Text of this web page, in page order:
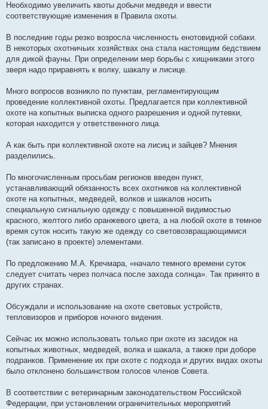
Необходимо увеличить квоты добычи медведя и ввести
соответствующие изменения в Правила охоты.
В последние годы резко возросла численность енотовидной собаки.
В некоторых охотничьих хозяйствах она стала настоящим бедствием
для дикой фауны. При определении мер борьбы с хищниками этого
зверя надо приравнять к волку, шакалу и лисице.
Много вопросов возникло по пунктам, регламентирующим
проведение коллективной охоты. Предлагается при коллективной
охоте на копытных выписка одного разрешения и одной путевки,
которая находится у ответственного лица.
А как быть при коллективной охоте на лисиц и зайцев? Мнения
разделились.
По многочисленным просьбам регионов введен пункт,
устанавливающий обязанность всех охотников на коллективной
охоте на копытных, медведей, волков и шакалов носить
специальную сигнальную одежду с повышенной видимостью
красного, желтого либо оранжевого цвета, а на любой охоте в темное
время суток носить такую же одежду со световозвращающимися
(так записано в проекте) элементами.
По предложению М.А. Кречмара, «начало темного времени суток
следует считать через полчаса после захода солнца». Так принято в
других странах.
Обсуждали и использование на охоте световых устройств,
тепловизоров и приборов ночного видения.
Сейчас их можно использовать только при охоте из засидок на
копытных животных, медведей, волка и шакала, а также при доборе
подранков. Применение их при охоте с подхода и других видах охоты
было отклонено большинством голосов членов Совета.
В соответствии с ветеринарным законодательством Российской
Федерации, при установлении ограничительных мероприятий